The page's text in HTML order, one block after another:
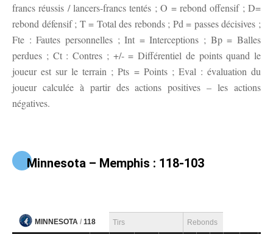
francs réussis / lancers-francs tentés ; O = rebond offensif ; D=
rebond défensif ; T = Total des rebonds ; Pd = passes décisives ;
Fte : Fautes personnelles ; Int = Interceptions ; Bp = Balles
perdues ; Ct : Contres ; +/- = Différentiel de points quand le
joueur est sur le terrain ; Pts = Points ; Eval : évaluation du
joueur calculée à partir des actions positives – les actions
négatives.
Minnesota – Memphis : 118-103
MINNESOTA / 118 Tirs Rebonds